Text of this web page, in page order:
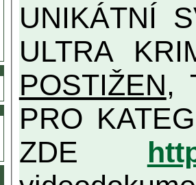
UNIKÁTNÍ SVĚDECTVÍ ZE SOUČASNOSTI: PŘEDSEDA VLASTIZRÁDNÉ VLÁDY KGB MIMOŘÁDNĚ DETAILNĚ O
ULTRA
POSTIŽEN,
PRO KATEGORII TĚCH VŮBEC
ZDE